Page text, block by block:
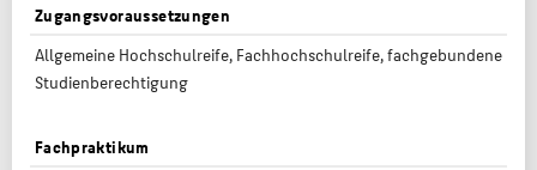
Zugangsvoraussetzungen
Allgemeine Hochschulreife, Fachhochschulreife, fachgebundene
Studienberechtigung
Fachpraktikum